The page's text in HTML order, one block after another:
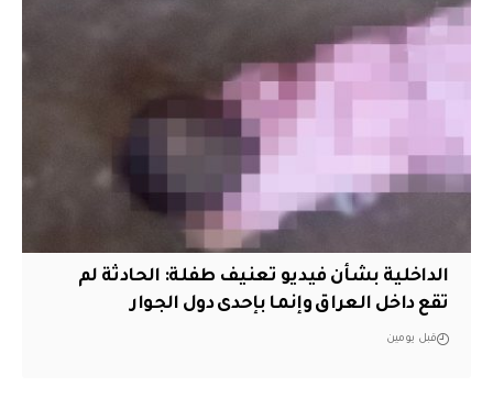
الداخلية بشأن فيديو تعنيف طفلة: الحادثة لم
تقع داخل العراق وإنما بإحدى دول الجوار
قبل يومين